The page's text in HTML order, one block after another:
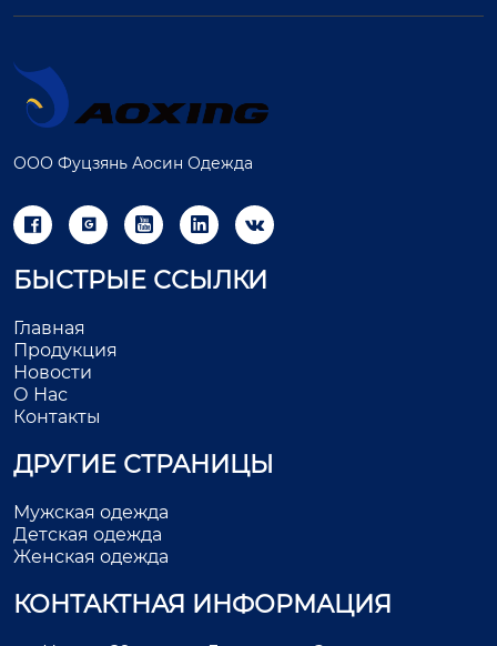
ООО Фуцзянь Аосин Одежда
    
БЫСТРЫЕ ССЫЛКИ
Главная
Продукция
Новости
О Нас
Контакты
ДРУГИЕ СТРАНИЦЫ
Мужская одежда
Детская одежда
Женская одежда
КОНТАКТНАЯ ИНФОРМАЦИЯ